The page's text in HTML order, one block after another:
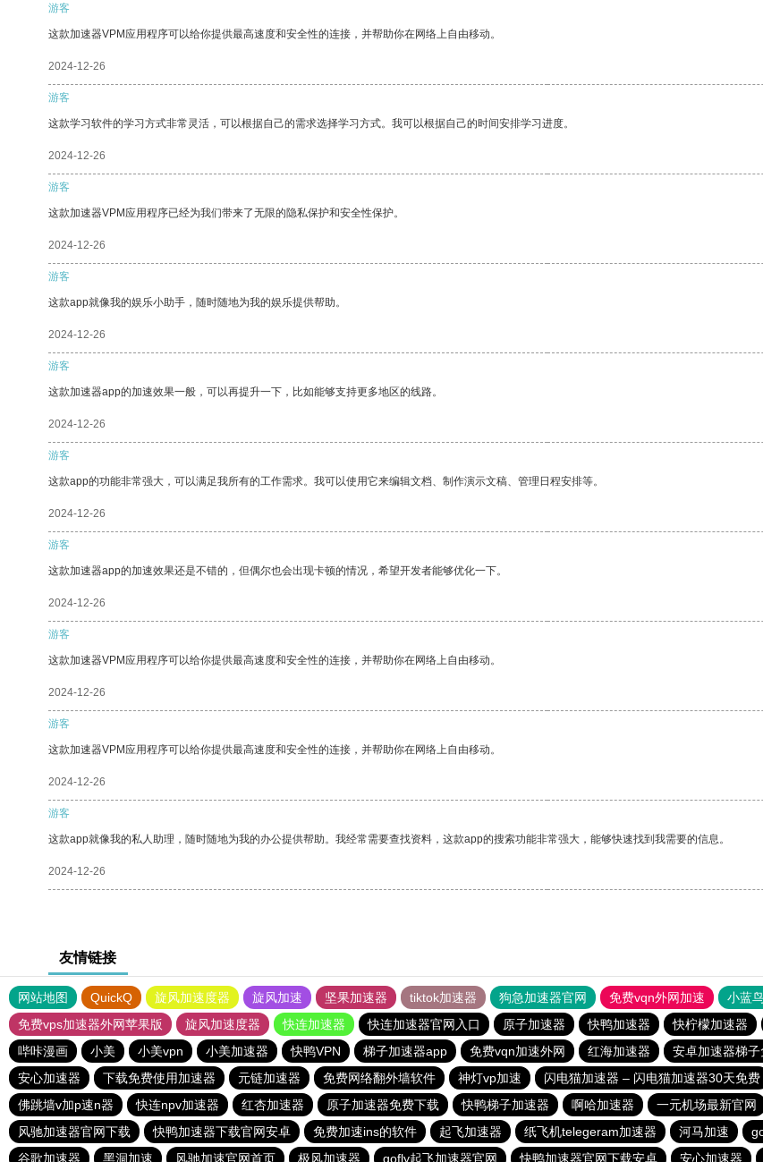
游客
这款加速器VPM应用程序可以给你提供最高速度和安全性的连接，并帮助你在网络上自由移动。
2024-12-26
游客
这款学习软件的学习方式非常灵活，可以根据自己的需求选择学习方式。我可以根据自己的时间安排学习进度。
2024-12-26
游客
这款加速器VPM应用程序已经为我们带来了无限的隐私保护和安全性保护。
2024-12-26
游客
这款app就像我的娱乐小助手，随时随地为我的娱乐提供帮助。
2024-12-26
游客
这款加速器app的加速效果一般，可以再提升一下，比如能够支持更多地区的线路。
2024-12-26
游客
这款app的功能非常强大，可以满足我所有的工作需求。我可以使用它来编辑文档、制作演示文稿、管理日程安排等。
2024-12-26
游客
这款加速器app的加速效果还是不错的，但偶尔也会出现卡顿的情况，希望开发者能够优化一下。
2024-12-26
游客
这款加速器VPM应用程序可以给你提供最高速度和安全性的连接，并帮助你在网络上自由移动。
2024-12-26
游客
这款加速器VPM应用程序可以给你提供最高速度和安全性的连接，并帮助你在网络上自由移动。
2024-12-26
游客
这款app就像我的私人助理，随时随地为我的办公提供帮助。我经常需要查找资料，这款app的搜索功能非常强大，能够快速找到我需要的信息。
2024-12-26
友情链接
网站地图 QuickQ 旋风加速度器 旋风加速 坚果加速器 tiktok加速器 狗急加速器官网 免费vqn外网加速 小蓝
免费vps加速器外网苹果版
旋风加速度器 快连加速器 快连加速器官网入口 原子加速器 快鸭加速器 快柠檬加速器
哔咔漫画
小美 小美vpn 小美加速器 快鸭VPN 梯子加速器app 免费vqn加速外网 红海加速器 安卓加速器梯子
安心加速器
下载免费使用加速器 元链加速器 免费网络翻外墙软件 神灯vp加速 闪电猫加速器 – 闪电猫加速器30天免费
佛跳墙v加p速n器
快连npv加速器 红杏加速器 原子加速器免费下载 快鸭梯子加速器 啊哈加速器 一元机场最新官网
风驰加速器官网下载
快鸭加速器下载官网安卓 免费加速ins的软件 起飞加速器 纸飞机telegeram加速器 河马加速
谷歌加速器
黑洞加速 风驰加速官网首页 极风加速器 gofly起飞加速器官网 快鸭加速器官网下载安卓 安心加速器